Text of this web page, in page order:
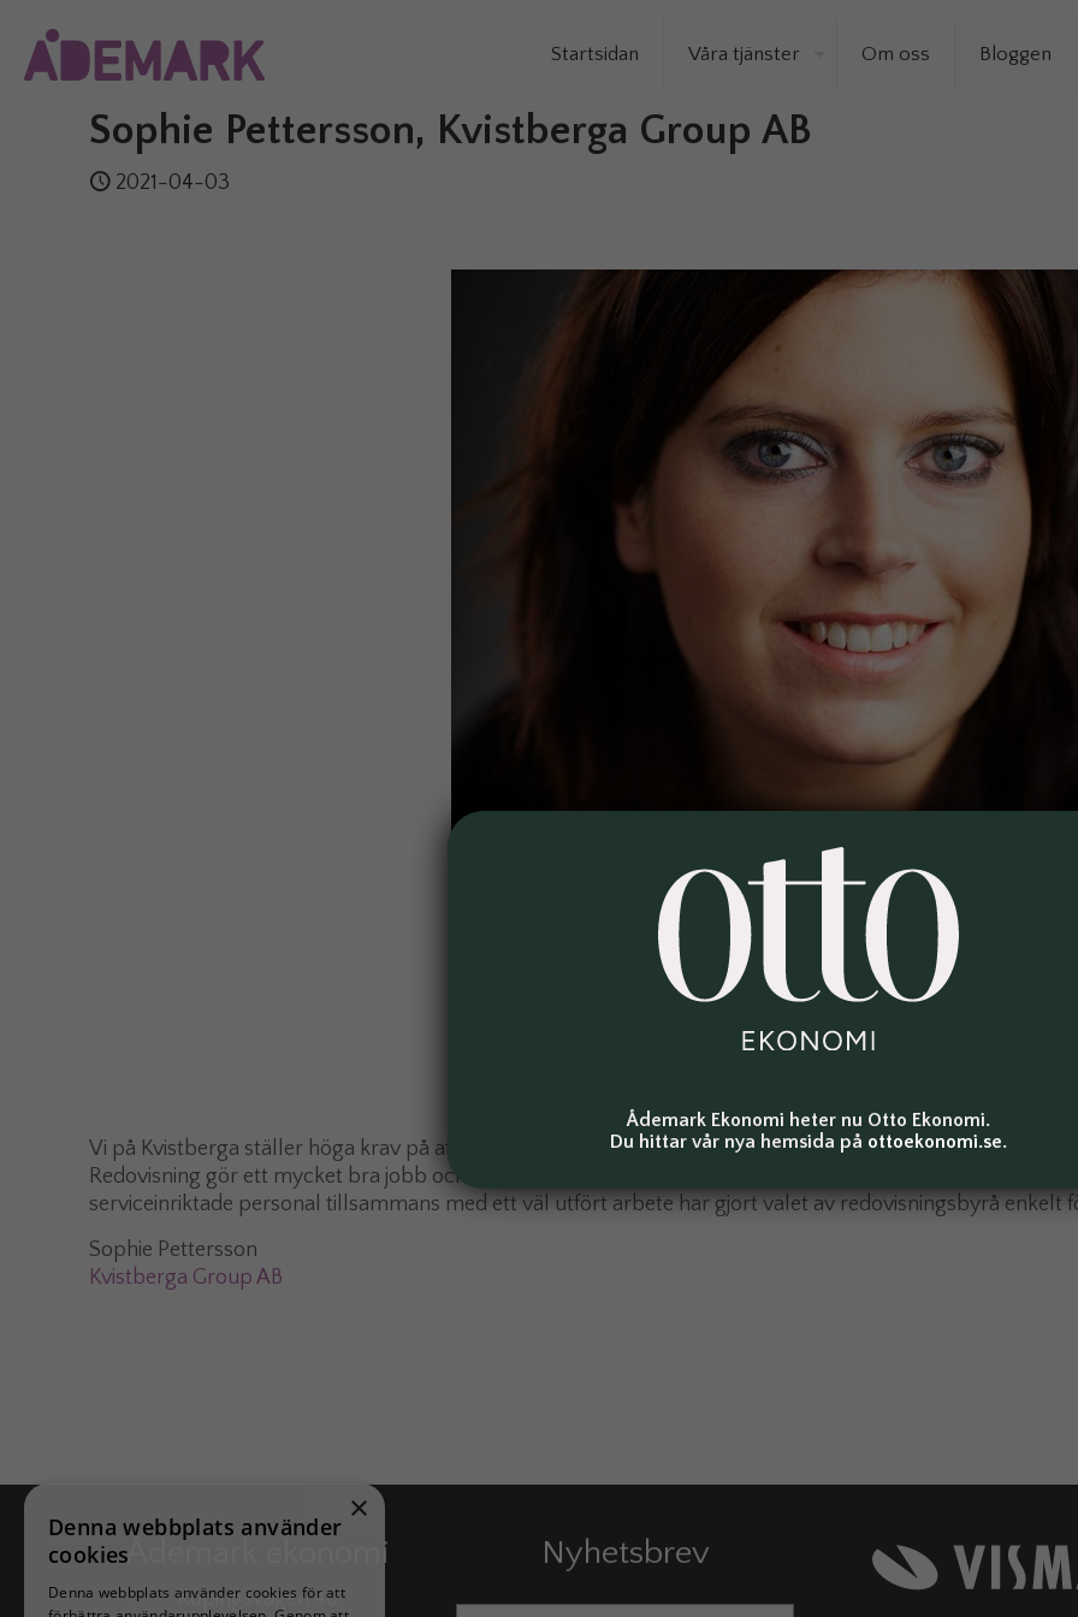
Startsidan Våra tjänster Om oss Bloggen
Sophie Pettersson, Kvistberga Group AB
2021-04-03
Vi på Kvistberga ställer höga krav på att det vi levererar till våra kunder håller hög kvalitet, samma höga
Redovisning gör ett mycket bra jobb och vi är väldigt nöjda. De hjälper oss med alltifrån löpande
serviceinriktade personal tillsammans med ett väl utfört arbete har gjort valet av redovisningsbyrå enkelt
Sophie Pettersson
Kvistberga Group AB
Ådemark ekonomi
Köpingsvägen 40
Nyhetsbrev
Ådemark Ekonomi heter nu Otto Ekonomi.
Du hittar vår nya hemsida på ottoekonomi.se.
×
Denna webbplats använder
cookies
Denna webbplats använder cookies för att